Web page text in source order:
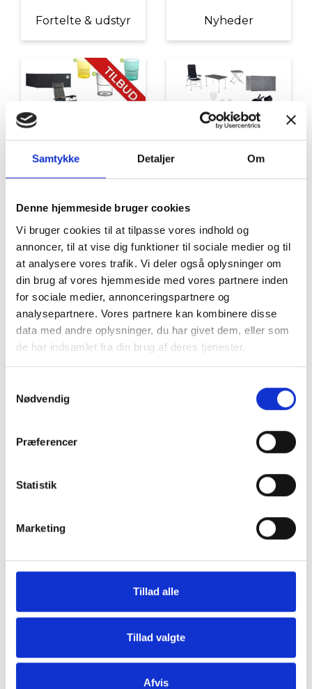
Samtykke Detaljer Om
Denne hjemmeside bruger cookies
Vi bruger cookies til at tilpasse vores indhold og
annoncer, til at vise dig funktioner til sociale medier og til
at analysere vores trafik. Vi deler også oplysninger om
din brug af vores hjemmeside med vores partnere inden
for sociale medier, annonceringspartnere og
analysepartnere. Vores partnere kan kombinere disse
data med andre oplysninger, du har givet dem, eller som
de har indsamlet fra din brug af deres tjenester.
Nødvendig
Præferencer
Statistik
Marketing
Tillad alle
Tillad valgte
Afvis
Fortelte & udstyr Nyheder
Møbler Omnia
Indvendigt Udstyr
Udvendigt Udstyr Camp System